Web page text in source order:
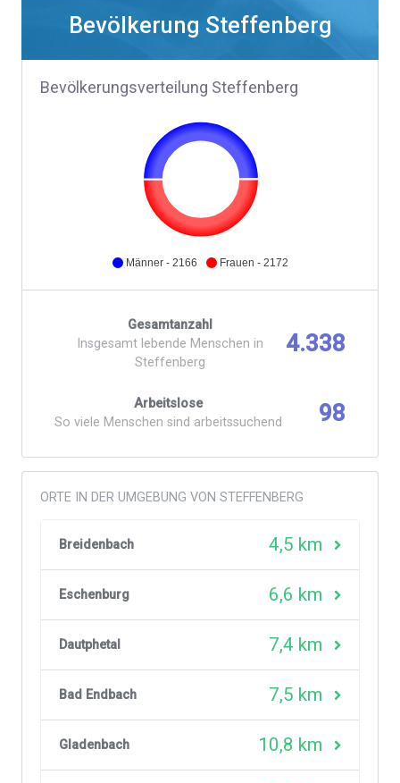
Bevölkerung Steffenberg
Bevölkerungsverteilung Steffenberg
Männer - 2166 Frauen - 2172
Gesamtanzahl
Insgesamt lebende Menschen in
Steffenberg
4.338
Arbeitslose
So viele Menschen sind arbeitssuchend
98
ORTE IN DER UMGEBUNG VON STEFFENBERG
Breidenbach 4,5 km
Eschenburg 6,6 km
Dautphetal 7,4 km
Bad Endbach 7,5 km
Gladenbach 10,8 km